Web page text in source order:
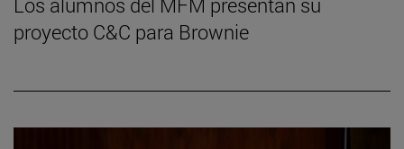
proyecto C&C para Brownie